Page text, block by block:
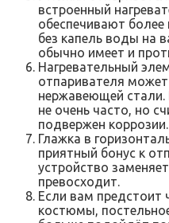
встроенный
обеспечивают более
без капель воды на
обычно имеет и
Нагревательный
отпаривателя
нержавеющей стали.
не очень часто, но
подвержен коррозии.
Глажка в
приятный бонус к
устройство
превосходит.
Если вам предстоит
костюмы,